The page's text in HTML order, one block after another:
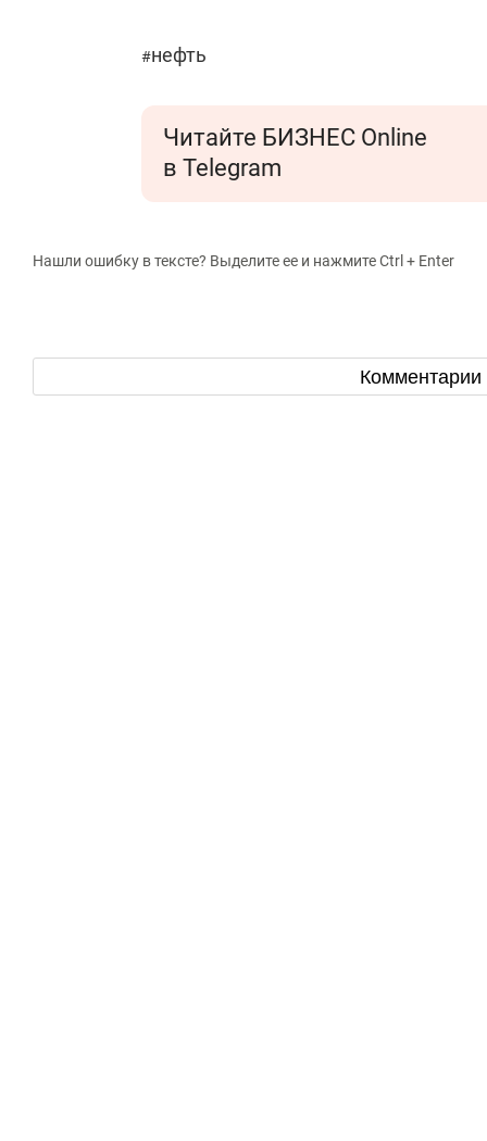
#нефть
Читайте БИЗНЕС Online
в Telegram
Нашли ошибку в тексте? Выделите ее и нажмите Ctrl + Enter
Комментарии